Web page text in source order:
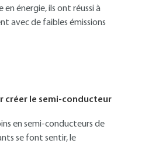
énergie, ils ont réussi à
avec de faibles émissions
créer le semi-conducteur
en semi-conducteurs de
se font sentir, le